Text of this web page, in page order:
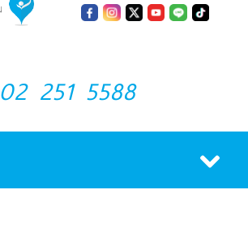
02 251 5588